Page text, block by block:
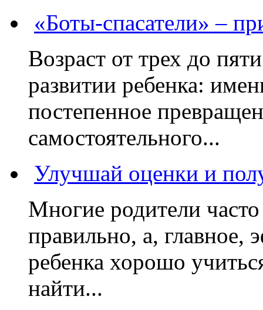
«Боты-спасатели» –
Возраст от трех до
развитии ребенка:
постепенное
самостоятельного...
Улучшай оценки и
Многие родители
правильно, а, главное,
ребенка хорошо
найти...